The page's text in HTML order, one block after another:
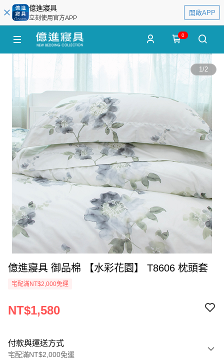
億進寢具
立刻使用官方APP
開啟APP
0
1/2
億進寢具 御品棉 【水彩花園】 T8606 枕頭套
宅配滿NT$2,000免運
NT$1,580
付款與運送方式
宅配滿NT$2,000免運